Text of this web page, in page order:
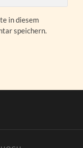
in diesem
speichern.